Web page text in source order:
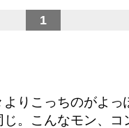
1
りこっちのがよ
。こんなモン、